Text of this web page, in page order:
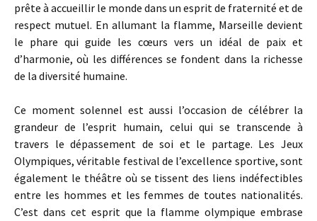
prête à accueillir le monde dans un esprit de fraternité et de
respect mutuel. En allumant la flamme, Marseille devient
le phare qui guide les cœurs vers un idéal de paix et
d’harmonie, où les différences se fondent dans la richesse
de la diversité humaine.
Ce moment solennel est aussi l’occasion de célébrer la
grandeur de l’esprit humain, celui qui se transcende à
travers le dépassement de soi et le partage. Les Jeux
Olympiques, véritable festival de l’excellence sportive, sont
également le théâtre où se tissent des liens indéfectibles
entre les hommes et les femmes de toutes nationalités.
C’est dans cet esprit que la flamme olympique embrase